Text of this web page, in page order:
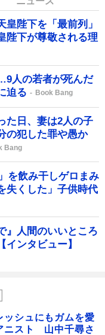
陛下を「最前列」
下が尊敬される理
人の若者が死んだ
迫る
Book Bang
た日、妻は2人の子
の犯した罪や愚か
Bang
を飲み干しゲロまみ
失くした」子供時代
』人間のいいところ
ンタビュー】
ッシュにもガムを愛
ニスト 山中千尋さ